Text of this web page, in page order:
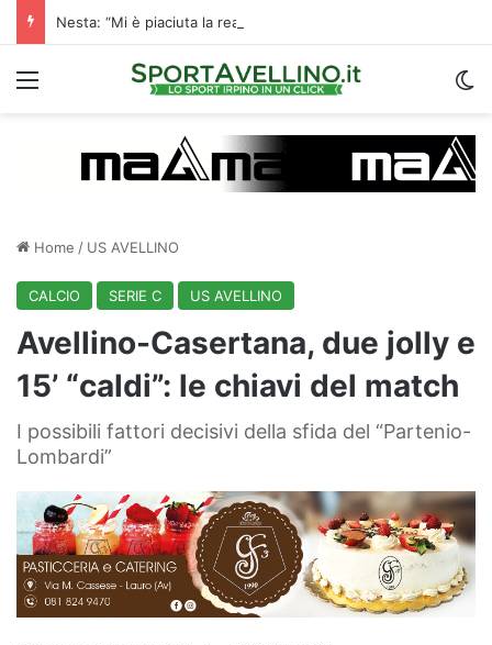
Menu
Home / US AVELLINO
CALCIO SERIE C US AVELLINO
Avellino-Casertana, due jolly e
15’ “caldi”: le chiavi del match
I possibili fattori decisivi della sfida del “Partenio-
Lombardi”